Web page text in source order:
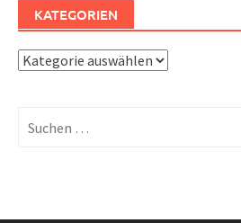
KATEGORIEN
Kategorien
nach: